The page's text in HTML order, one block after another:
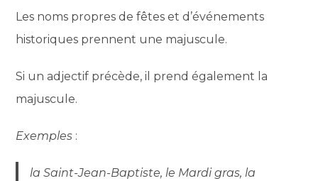
Les noms propres de fêtes et d’événements
historiques prennent une majuscule.
Si un adjectif précède, il prend également la
majuscule.
Exemples :
la Saint-Jean-Baptiste, le Mardi gras, la